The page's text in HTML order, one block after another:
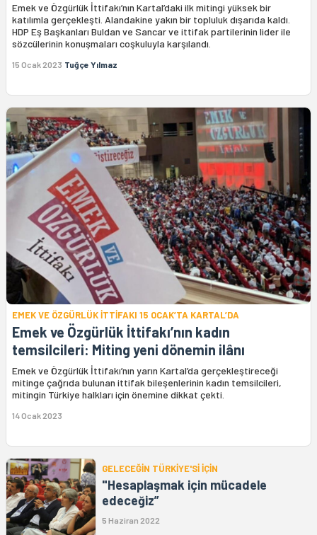
Emek ve Özgürlük İttifakı’nın Kartal’daki ilk mitingi yüksek bir
katılımla gerçekleşti. Alandakine yakın bir topluluk dışarıda kaldı.
HDP Eş Başkanları Buldan ve Sancar ve ittifak partilerinin lider ile
sözcülerinin konuşmaları coşkuluyla karşılandı.
15 Ocak 2023 Tuğçe Yılmaz
EMEK VE ÖZGÜRLÜK İTTİFAKI 15 OCAK’TA KARTAL’DA
Emek ve Özgürlük İttifakı’nın kadın
temsilcileri: Miting yeni dönemin ilânı
Emek ve Özgürlük İttifakı’nın yarın Kartal’da gerçekleştireceği
mitinge çağrıda bulunan ittifak bileşenlerinin kadın temsilcileri,
mitingin Türkiye halkları için önemine dikkat çekti.
14 Ocak 2023
GELECEĞİN TÜRKİYE'Sİ İÇİN
"Hesaplaşmak için mücadele
edeceğiz”
5 Haziran 2022